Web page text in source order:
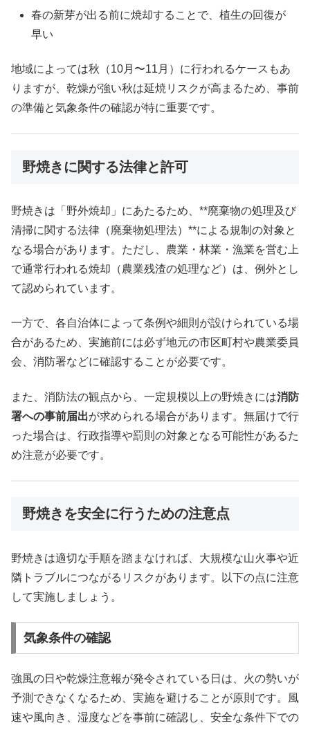
春の新芽が出る前に焼却することで、植生の回復が
早い
地域によっては秋（10月〜11月）に行われるケースもあ
りますが、乾燥が強い秋は延焼リスクが高まるため、事前
の準備と気象条件の確認が特に重要です。
野焼きに関する法律と許可
野焼きは「野外焼却」にあたるため、**廃棄物の処理及び
清掃に関する法律（廃棄物処理法）**による規制の対象と
なる場合があります。ただし、農業・林業・漁業を営む上
で通常行われる焼却（農業残渣の処理など）は、例外とし
て認められています。
一方で、各自治体によって条例や細則が設けられている場
合があるため、実施前には必ず地元の市区町村や農業委員
会、消防署などに確認することが必要です。
また、消防法の観点から、一定規模以上の野焼きには消防
署への事前届出が求められる場合があります。無届けで行
った場合は、行政指導や罰則の対象となる可能性があるた
め注意が必要です。
野焼きを安全に行うための注意点
野焼きは適切な手順を踏まなければ、大規模な山火事や近
隣トラブルにつながるリスクがあります。以下の点に注意
して実施しましょう。
気象条件の確認
強風の日や乾燥注意報が発令されている日は、火の勢いが
予測できなくなるため、実施を避けることが原則です。風
速や風向き、湿度などを事前に確認し、安全な条件下での